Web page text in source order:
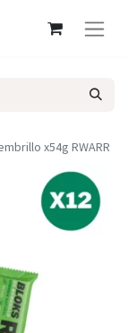
x54g RWARR